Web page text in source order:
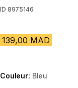
ID 8975146
139,00 MAD
Couleur: Bleu